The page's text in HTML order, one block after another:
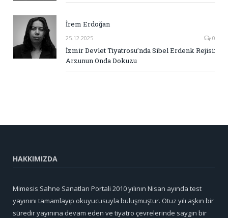
İrem Erdoğan
25.12.2025 0
İzmir Devlet Tiyatrosu’nda Sibel Erdenk Rejisi:
Arzunun Onda Dokuzu
HAKKIMIZDA
Mimesis Sahne Sanatları Portali 2010 yılının Nisan ayında test
yayınını tamamlayıp okuyucusuyla buluşmuştur. Otuz yılı aşkın bir
süredir yayınına devam eden ve tiyatro çevrelerinde saygın bir